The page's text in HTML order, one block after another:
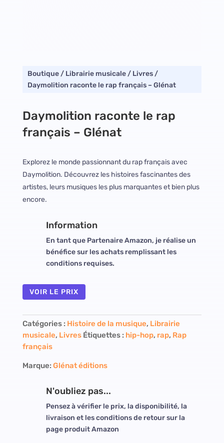
Boutique/ Librairie musicale/ Livres/
Daymolition raconte le rap français – Glénat
Daymolition raconte le rap
français – Glénat
Explorez le monde passionnant du rap français avec
Daymolition. Découvrez les histoires fascinantes des
artistes, leurs musiques les plus marquantes et bien plus
encore.
Information
En tant que Partenaire Amazon, je réalise un
bénéfice sur les achats remplissant les
conditions requises.
VOIR LE PRIX
Catégories : Histoire de la musique, Librairie
musicale, Livres Étiquettes : hip-hop, rap, Rap
français
Marque:Glénat éditions
N'oubliez pas...
Pensez à vérifier le prix, la disponibilité, la
livraison et les conditions de retour sur la
page produit Amazon